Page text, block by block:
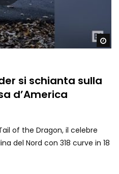
si schianta sulla
d’America
of the Dragon, il celebre
del Nord con 318 curve in 18